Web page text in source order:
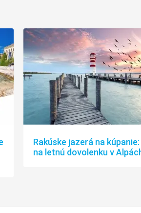
Rakúske jazerá na
na letnú dovolenku v